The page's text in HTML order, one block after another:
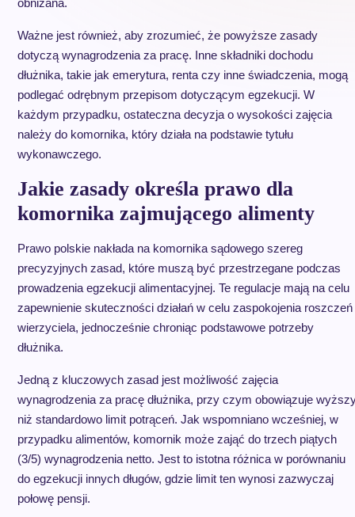
obniżana.
Ważne jest również, aby zrozumieć, że powyższe zasady
dotyczą wynagrodzenia za pracę. Inne składniki dochodu
dłużnika, takie jak emerytura, renta czy inne świadczenia, mogą
podlegać odrębnym przepisom dotyczącym egzekucji. W
każdym przypadku, ostateczna decyzja o wysokości zajęcia
należy do komornika, który działa na podstawie tytułu
wykonawczego.
Jakie zasady określa prawo dla
komornika zajmującego alimenty
Prawo polskie nakłada na komornika sądowego szereg
precyzyjnych zasad, które muszą być przestrzegane podczas
prowadzenia egzekucji alimentacyjnej. Te regulacje mają na celu
zapewnienie skuteczności działań w celu zaspokojenia roszczeń
wierzyciela, jednocześnie chroniąc podstawowe potrzeby
dłużnika.
Jedną z kluczowych zasad jest możliwość zajęcia
wynagrodzenia za pracę dłużnika, przy czym obowiązuje
niż standardowo limit potrąceń. Jak wspomniano wcześniej, w
przypadku alimentów, komornik może zająć do trzech piątych
(3/5) wynagrodzenia netto. Jest to istotna różnica w porównaniu
do egzekucji innych długów, gdzie limit ten wynosi zazwyczaj
połowę pensji.